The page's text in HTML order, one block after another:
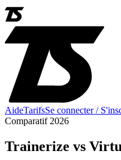
AideTarifsSe connecter /
Comparatif 2026
Trainerize vs